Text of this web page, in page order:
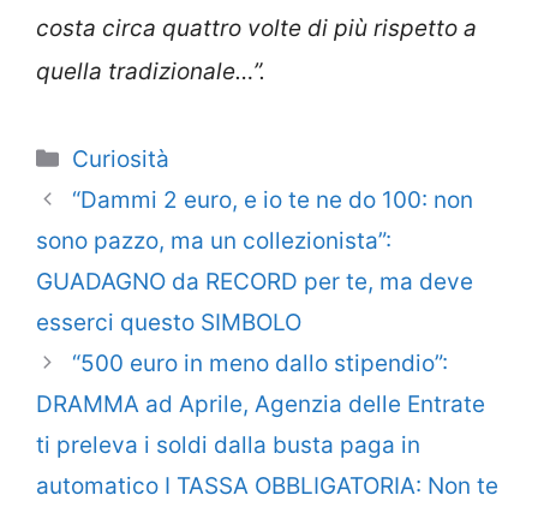
costa circa quattro volte di più rispetto a
quella tradizionale…”.
Categorie
Curiosità
“Dammi 2 euro, e io te ne do 100: non
sono pazzo, ma un collezionista”:
GUADAGNO da RECORD per te, ma deve
esserci questo SIMBOLO
“500 euro in meno dallo stipendio”:
DRAMMA ad Aprile, Agenzia delle Entrate
ti preleva i soldi dalla busta paga in
automatico I TASSA OBBLIGATORIA: Non te